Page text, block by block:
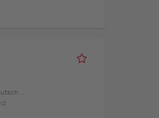
Deutschland (Baden-Württemberg), Leipzig, Deutschland (Sachsen)